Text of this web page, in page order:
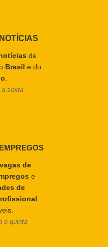
de
Brasil e do
.
a sexta
vagas de
e
de
e quinta